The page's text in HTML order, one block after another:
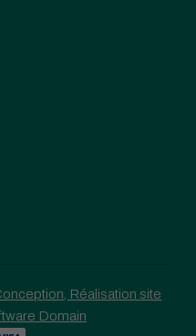
Réalisation site
Domain